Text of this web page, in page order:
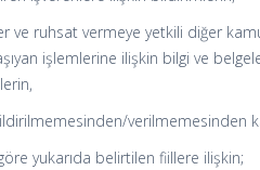
ve ruhsat vermeye yetkili diğer
işlemlerine ilişkin bilgi ve
verilmemesinden
yukarıda belirtilen fiillere ilişkin;